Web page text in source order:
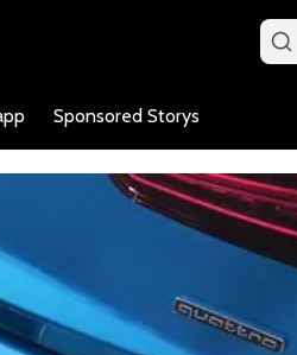
Sponsored Storys